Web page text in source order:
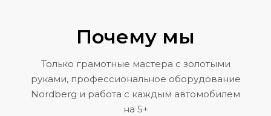
Почему мы
Только грамотные мастера с золотыми
руками, профессиональное оборудование
Nordberg и работа с каждым автомобилем
на 5+